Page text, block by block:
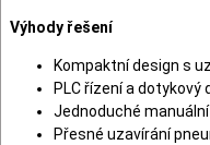
Výhody řešení
Kompaktní design s
PLC řízení a dotykový
Jednoduché
Přesné uzavírání